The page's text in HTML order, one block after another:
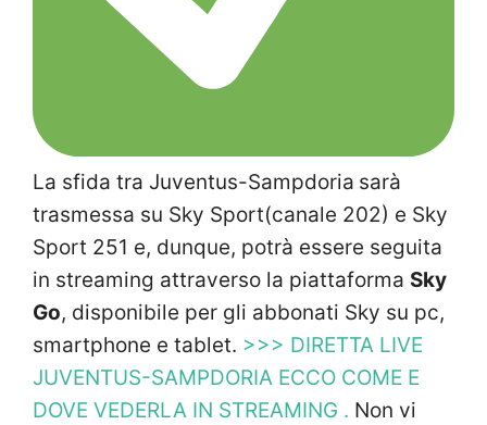
La sfida tra Juventus-Sampdoria sarà
trasmessa su Sky Sport(canale 202) e Sky
Sport 251 e, dunque, potrà essere seguita
in streaming attraverso la piattaforma Sky
Go, disponibile per gli abbonati Sky su pc,
smartphone e tablet. >>> DIRETTA LIVE
JUVENTUS-SAMPDORIA ECCO COME E
DOVE VEDERLA IN STREAMING . Non vi